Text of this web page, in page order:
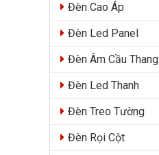
Đèn Cao Áp
Đèn Led Panel
Đèn Âm Cầu Thang
Đèn Led Thanh
Đèn Treo Tường
Đèn Rọi Cột